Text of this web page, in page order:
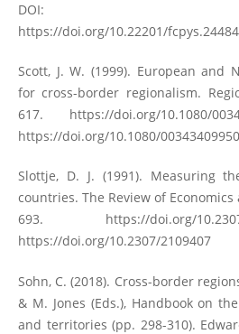
DOI:
https://doi.org/10.22201/
Scott, J. W. (1999). European and
for cross-border regionalism.
617. https://doi.org/10.1080/
https://doi.org/10.1080/
Slottje, D. J. (1991). Measuring
countries. The Review of Economics
693. https://doi.org/
https://doi.org/10.2307/2109407
Sohn, C. (2018). Cross-border
& M. Jones (Eds.), Handbook on
and territories (pp. 298-310).